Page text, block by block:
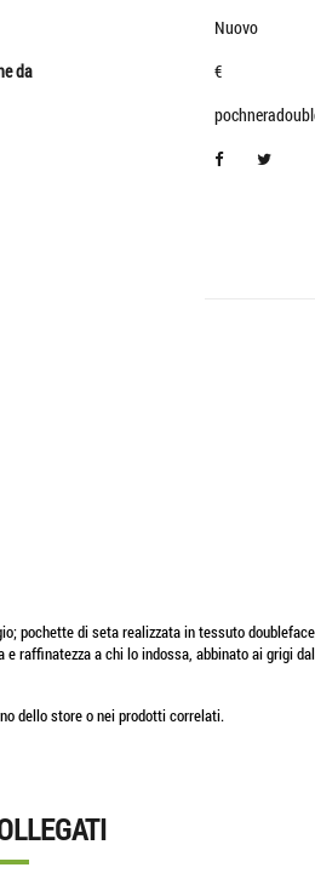
Nuovo
da
€
pochette di seta realizzata in tessuto
raffinatezza a chi lo indossa, abbinato ai grigi
dello store o nei prodotti correlati.